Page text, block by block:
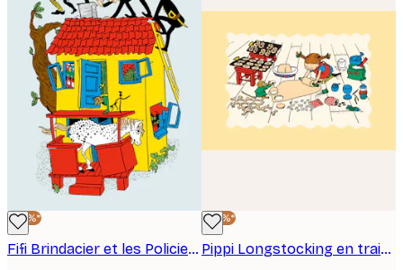
-30%*
Fifi Brindacier et les Policiers Poster
-30%*
Pippi Longstocking en train de cuisiner Poster